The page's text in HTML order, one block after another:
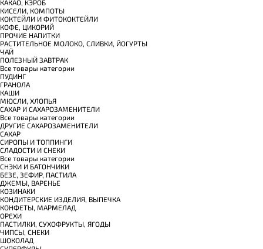
КАКАО, КЭРОБ
КИСЕЛИ, КОМПОТЫ
КОКТЕЙЛИ И ФИТОКОКТЕЙЛИ
КОФЕ, ЦИКОРИЙ
ПРОЧИЕ НАПИТКИ
РАСТИТЕЛЬНОЕ МОЛОКО, СЛИВКИ, ЙОГУРТЫ
ЧАЙ
ПОЛЕЗНЫЙ ЗАВТРАК
Все товары категории
ПУДИНГ
ГРАНОЛА
КАШИ
МЮСЛИ, ХЛОПЬЯ
САХАР И САХАРОЗАМЕНИТЕЛИ
Все товары категории
ДРУГИЕ САХАРОЗАМЕНИТЕЛИ
САХАР
СИРОПЫ И ТОППИНГИ
СЛАДОСТИ И СНЕКИ
Все товары категории
СНЭКИ И БАТОНЧИКИ
БЕЗЕ, ЗЕФИР, ПАСТИЛА
ДЖЕМЫ, ВАРЕНЬЕ
КОЗИНАКИ
КОНДИТЕРСКИЕ ИЗДЕЛИЯ, ВЫПЕЧКА
КОНФЕТЫ, МАРМЕЛАД
ОРЕХИ
ПАСТИЛКИ, СУХОФРУКТЫ, ЯГОДЫ
ЧИПСЫ, СНЕКИ
ШОКОЛАД